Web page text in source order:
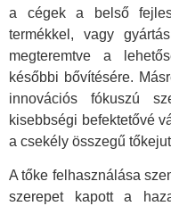
a cégek a belső
termékkel, vagy
megteremtve a
későbbi bővítésére.
innovációs fókuszú
kisebbségi befektetővé
a csekély összegű
A tőke felhasználása
szerepet kapott a